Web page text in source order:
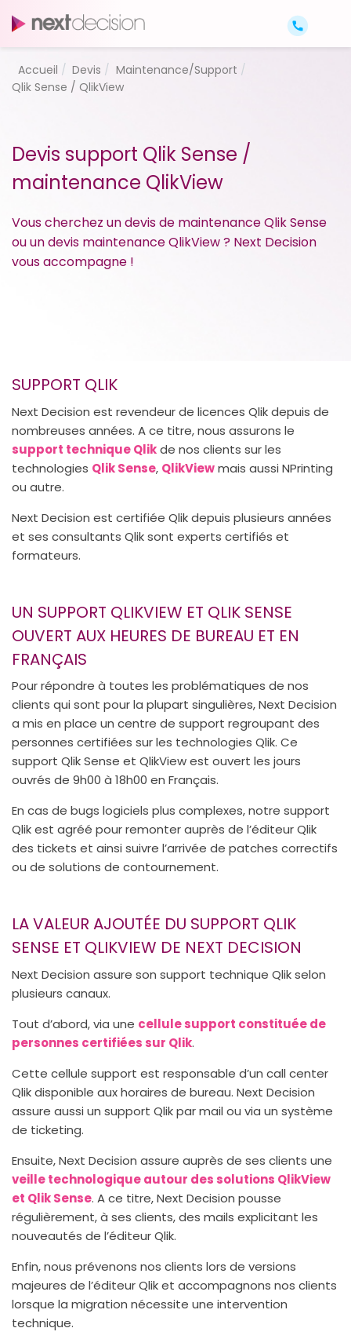
Accueil Devis
Maintenance/Support
Qlik Sense / QlikView
Devis support Qlik Sense /
maintenance QlikView
Vous cherchez un devis de maintenance Qlik Sense
ou un devis maintenance QlikView ? Next Decision
vous accompagne !
SUPPORT QLIK
Next Decision est revendeur de licences Qlik depuis de
nombreuses années. A ce titre, nous assurons le
support technique Qlikde nos clients sur les
technologies Qlik Sense, QlikViewmais aussi NPrinting
ou autre.
Next Decision est certifiée Qlik depuis plusieurs années
et ses consultants Qlik sont experts certifiés et
formateurs.
UN SUPPORT QLIKVIEW ET QLIK SENSE
OUVERT AUX HEURES DE BUREAU ET EN
FRANÇAIS
Pour répondre à toutes les problématiques de nos
clients qui sont pour la plupart singulières, Next Decision
a mis en place un centre de support regroupant des
personnes certifiées sur les technologies Qlik. Ce
support Qlik Sense et QlikView est ouvert les jours
ouvrés de 9h00 à 18h00 en Français.
En cas de bugs logiciels plus complexes, notre support
Qlik est agréé pour remonter auprès de l’éditeur Qlik
des tickets et ainsi suivre l’arrivée de patches correctifs
ou de solutions de contournement.
LA VALEUR AJOUTÉE DU SUPPORT QLIK
SENSE ET QLIKVIEW DE NEXT DECISION
Next Decision assure son support technique Qlik selon
plusieurs canaux.
Tout d’abord, via une cellule support constituée de
personnes certifiées sur Qlik.
Cette cellule support est responsable d’un call center
Qlik disponible aux horaires de bureau. Next Decision
assure aussi un support Qlik par mail ou via un système
de ticketing.
Ensuite, Next Decision assure auprès de ses clients une
veille technologique autour des solutions QlikView
et Qlik Sense. A ce titre, Next Decision pousse
régulièrement, à ses clients, des mails explicitant les
nouveautés de l’éditeur Qlik.
Enfin, nous prévenons nos clients lors de versions
majeures de l’éditeur Qlik et accompagnons nos clients
lorsque la migration nécessite une intervention
technique.